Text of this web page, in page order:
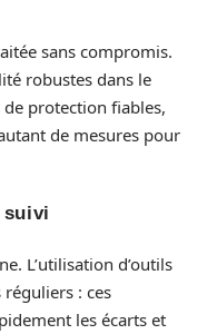
sans compromis.
robustes dans le
protection fiables,
de mesures pour
suivi
L’utilisation d’outils
: ces
les écarts et